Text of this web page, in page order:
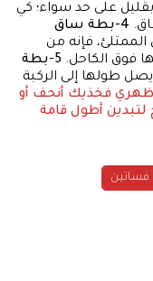
على حد سواء؛ كي
4-بطة ساق
فإنه من
فوق الكاحل.
5-بطة
طولها إلى الركبة
فخذيك أنحف أو
فساتين